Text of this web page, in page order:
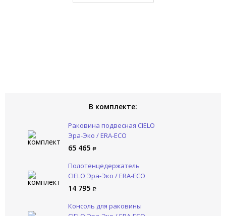
В комплекте:
Раковина подвесная CIELO
Эра-Эко / ERA-ECO
ERLA60DX CM
65 465
Полотенцедержатель
CIELO Эра-Эко / ERA-ECO
ERPLST NM
14 795
Консоль для раковины